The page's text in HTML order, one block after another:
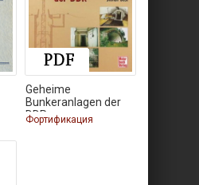
Geheime
Bunkeranlagen der
DDR
Фортификация